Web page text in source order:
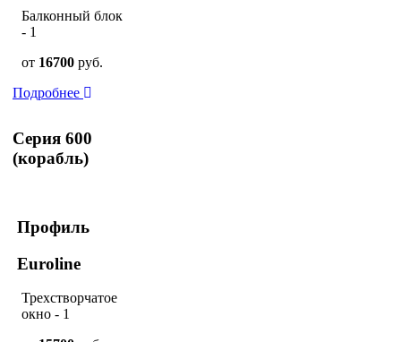
Балконный блок
- 1
от 16700 руб.
Подробнее
Серия 600
(корабль)
Профиль
Euroline
Трехстворчатое
окно - 1